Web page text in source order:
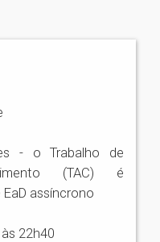
- o Trabalho de
(TAC) é
assíncrono
22h40